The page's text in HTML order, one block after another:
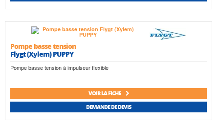
Pompe basse tension
Flygt (Xylem) PUPPY
Pompe basse tension à impulseur flexible
VOIR LA FICHE
DEMANDE DE DEVIS